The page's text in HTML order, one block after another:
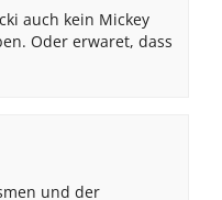
auch kein Mickey
Oder erwaret, dass
und der